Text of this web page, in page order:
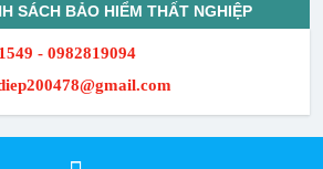
SÁCH BẢO HIỂM THẤT NGHIỆP
- 0982819094